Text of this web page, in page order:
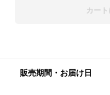
カー
販売期間・お届け日